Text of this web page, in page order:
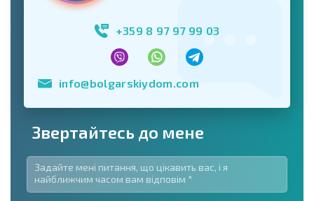
+359 8 97 97 99 03
info@bolgarskiydom.com
Звертайтесь до мене